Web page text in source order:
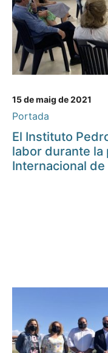
15 de maig de 2021
Portada
El Instituto
labor durante la
Internacional de